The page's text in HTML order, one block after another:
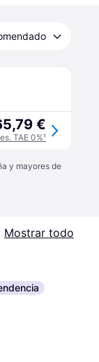
€
TAE 0%¹
y mayores de
Mostrar todo